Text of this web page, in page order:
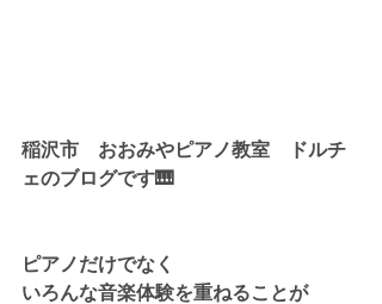
稲沢市　おおみやピアノ教室　ドルチ
ェのブログです🎹
ピアノだけでなく
いろんな音楽体験を重ねることが